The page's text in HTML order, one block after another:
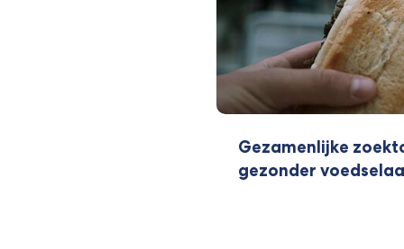
Gezamenlijke
gezonder